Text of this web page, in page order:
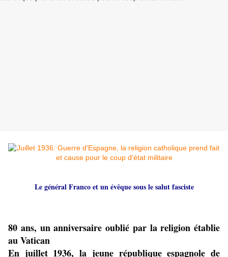
Le général Franco et un évêque sous le salut fasciste
80 ans, un anniversaire oublié par la religion établie
au Vatican
En juillet 1936, la jeune république espagnole de